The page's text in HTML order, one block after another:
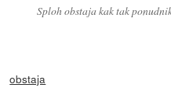
Sploh obstaja kak tak
obstaja